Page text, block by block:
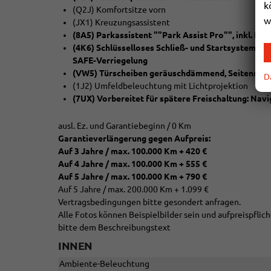
(Q2J) Komfortsitze vorn
(JX1) Kreuzungsassistent
(8A5) Parkassistent ""Park Assist Pro"", inkl.
(4K6) Schlüsselloses Schließ- und Startsystem
SAFE-Verriegelung
(VW5) Türscheiben geräuschdämmend,
(1J2) Umfeldbeleuchtung mit Lichtprojektion
(7UX) Vorbereitet für spätere Freischaltung:
ausl. Ez. und Garantiebeginn / 0 Km
Garantieverlängerung gegen Aufpreis:
Auf 3 Jahre / max. 100.000 Km + 420 €
Auf 4 Jahre / max. 100.000 Km + 555 €
Auf 5 Jahre / max. 100.000 Km + 790 €
Auf 5 Jahre / max. 200.000 Km + 1.099 €
Vertragsbedingungen bitte gesondert anfragen.
Alle Fotos können Beispielbilder sein und
bitte dem Beschreibungstext
INNEN
Ambiente-Beleuchtung